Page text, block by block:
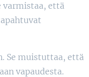
varmistaa, että
Se muistuttaa, että
vapaudesta.